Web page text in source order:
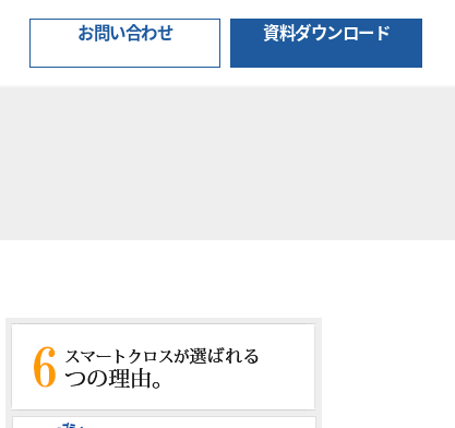
お問い合わせ 資料ダウンロード